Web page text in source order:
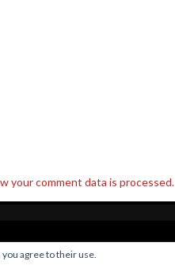
your comment data is processed.
Home
agree to their use.